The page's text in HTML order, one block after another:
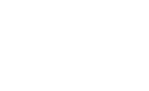
раздел и
решил обновить